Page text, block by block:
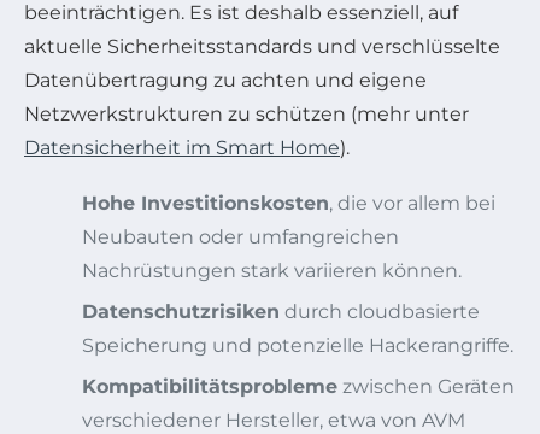
beeinträchtigen. Es ist deshalb essenziell, auf
aktuelle Sicherheitsstandards und verschlüsselte
Datenübertragung zu achten und eigene
Netzwerkstrukturen zu schützen (mehr unter
Datensicherheit im Smart Home).
Hohe Investitionskosten, die vor allem bei
Neubauten oder umfangreichen
Nachrüstungen stark variieren können.
Datenschutzrisiken durch cloudbasierte
Speicherung und potenzielle Hackerangriffe.
Kompatibilitätsprobleme zwischen Geräten
verschiedener Hersteller, etwa von AVM